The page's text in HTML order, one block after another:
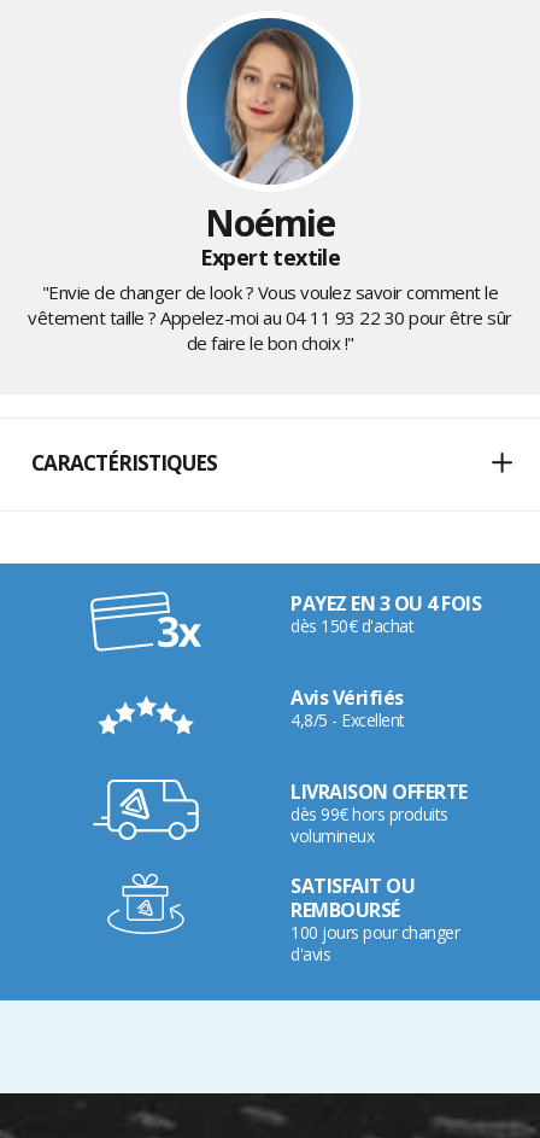
Noémie
Expert textile
"Envie de changer de look ? Vous voulez savoir comment le
vêtement taille ? Appelez-moi au 04 11 93 22 30 pour être sûr
de faire le bon choix !"
CARACTÉRISTIQUES
PAYEZ EN 3 OU 4 FOIS
dès 150€ d'achat
Avis Vérifiés
4,8/5 - Excellent
LIVRAISON OFFERTE
dès 99€ hors produits
volumineux
SATISFAIT OU
REMBOURSÉ
100 jours pour changer
d'avis